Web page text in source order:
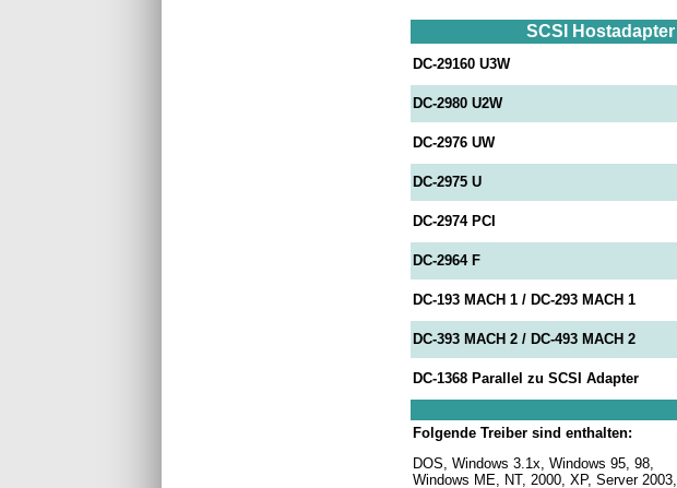
SCSI Hostadapter
DC-29160 U3W
DC-2980 U2W
DC-2976 UW
DC-2975 U
DC-2974 PCI
DC-2964 F
DC-193 MACH 1 / DC-293 MACH 1
DC-393 MACH 2 / DC-493 MACH 2
DC-1368 Parallel zu SCSI Adapter
Folgende Treiber sind enthalten:
DOS, Windows 3.1x, Windows 95, 98,
Windows ME, NT, 2000, XP, Server 2003,